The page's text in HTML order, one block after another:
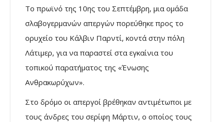
Το πρωϊνό της 10ης του Σεπτέμβρη, μια ομάδα
σλαβογερμανών απεργών πορεύθηκε προς το
ορυχείο του Κάλβιν Παρντί, κοντά στην πόλη
Λάτιμερ, για να παραστεί στα εγκαίνια του
τοπικού παρατήματος της «Ένωσης
Ανθρακωρύχων».
Στο δρόμο οι απεργοί βρέθηκαν αντιμέτωποι με
τους άνδρες του σερίφη Μάρτιν, ο οποίος τους